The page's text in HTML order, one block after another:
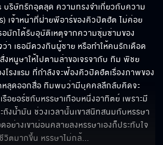
บริษัทรักอุตลุด ความทรงจำเกี่ยวกับความ
) เจ้าหน้าที่ฝ่ายพีอาร์ของคิวปิตฮัต ไม่ค่อย
มักได้รับอุบัติเหตุจากความซุ่มซ่ามของ
า เธอมีดวงกินผู้ชาย หรือทำให้คนรักเดือด
หนูษาให้ไปตามล่าขอเจรจากับ ทิม พิชย
โรงแรม ที่กำลังจะฟ้องคิวปิดฮัตเรื่องภาพของ
หลุดออกสื่อ ทิมพบว่ามีบุคคลลึกลับคิดจะ
อยอร์ชกับหรรษาเกือบหนึ่งอาทิตย์ เพราะมี
ถังน้ำมัน ช่วงเวลานั้นเขาสนิทสนมกับหรรษา
ย่างเขาผ่อนคลายลงหรรษาเองก็ประทับใจ
วิตมากขึ้น หรรษาไม่กล้...